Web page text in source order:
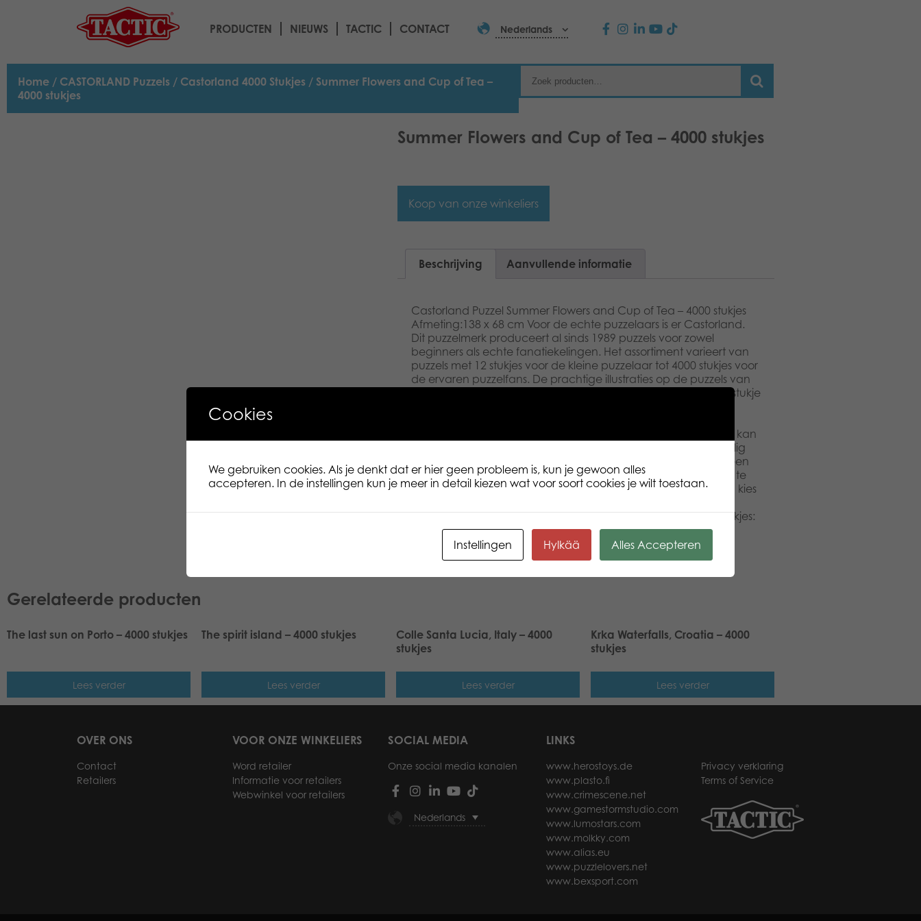
PRODUCTEN NIEUWS TACTIC CONTACT Nederlands
Home / CASTORLAND Puzzels / Castorland 4000 Stukjes / Summer Flowers and Cup of Tea –
4000 stukjes
Summer Flowers and Cup of Tea – 4000 stukjes
Koop van onze winkeliers
Beschrijving Aanvullende informatie
Castorland Puzzel Summer Flowers and Cup of Tea – 4000 stukjes
Afmeting:138 x 68 cm Voor de echte puzzelaars is er Castorland.
Dit puzzelmerk produceert al sinds 1989 puzzels voor zowel
beginners als echte fanatiekelingen. Het assortiment varieert van
puzzels met 12 stukjes voor de kleine puzzelaar tot 4000 stukjes voor
de ervaren puzzelfans. De prachtige illustraties op de puzzels van
Castorland brengen je in een ware droomwereld. Stukje voor stukje
vloerpuzzels met sprookjesfiguren en boerderijdieren. Puzzelen kan
erg ontspannend zijn na een drukke dag op het werk of gezellig
samen met je partner, kinderen of familie. De puzzels zitten in een
stevige doos en zijn daarom gemakkelijk op te bergen of mee te
nemen tijdens een weekendje weg. Zet de televisie eens uit en kies
5904438400263 Afmeting puzzel: 138 x 68 cm Aantal puzzelstukjes:
Gerelateerde producten
The last sun on Porto – 4000 stukjes
Lees verder
The spirit island – 4000 stukjes
Lees verder
Colle Santa Lucia, Italy – 4000
stukjes
Lees verder
Krka Waterfalls, Croatia – 4000
stukjes
Lees verder
OVER ONS
Contact
Retailers
VOOR ONZE WINKELIERS
Word retailer
Informatie voor retailers
Webwinkel voor retailers
SOCIAL MEDIA
Onze social media kanalen
Nederlands
LINKS
www.herostoys.de
www.plasto.fi
www.crimescene.net
www.gamestormstudio.com
www.lumostars.com
www.molkky.com
www.alias.eu
www.puzzlelovers.net
www.bexsport.com
Privacy verklaring
Terms of Service
Cookies
We gebruiken cookies. Als je denkt dat er hier geen probleem is, kun je gewoon alles
accepteren. In de instellingen kun je meer in detail kiezen wat voor soort cookies je wilt toestaan.
Instellingen Hylkää Alles Accepteren